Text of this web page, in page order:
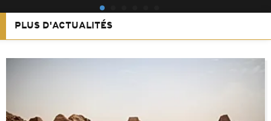
PLUS D'ACTUALITÉS